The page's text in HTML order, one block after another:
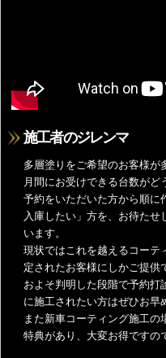
施工者のジレンマ
多層塗りをご希望のお客様が
月間にお受けできる台数が
予約をいただいた方から順に
入庫したい」方を、お待た
います。
現状ではこれを越えるコーテ
定されたお客様にしかご提供
およそ判明した段階で予約打
に施工されたい方はぜひお早
また新車コーティング施工
特典があり、大変お得ですの